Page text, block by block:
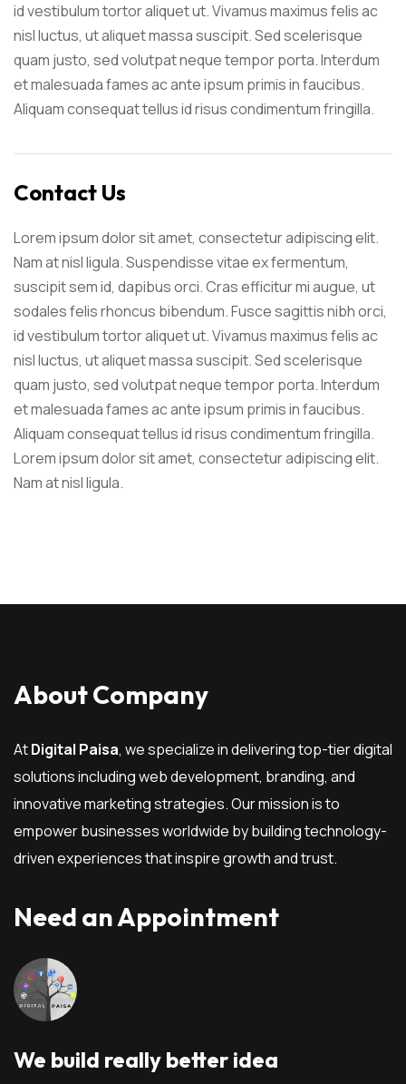
id vestibulum tortor aliquet ut. Vivamus maximus felis ac
nisl luctus, ut aliquet massa suscipit. Sed scelerisque
quam justo, sed volutpat neque tempor porta. Interdum
et malesuada fames ac ante ipsum primis in faucibus.
Aliquam consequat tellus id risus condimentum fringilla.
Contact Us
Lorem ipsum dolor sit amet, consectetur adipiscing elit.
Nam at nisl ligula. Suspendisse vitae ex fermentum,
suscipit sem id, dapibus orci. Cras efficitur mi augue, ut
sodales felis rhoncus bibendum. Fusce sagittis nibh orci,
id vestibulum tortor aliquet ut. Vivamus maximus felis ac
nisl luctus, ut aliquet massa suscipit. Sed scelerisque
quam justo, sed volutpat neque tempor porta. Interdum
et malesuada fames ac ante ipsum primis in faucibus.
Aliquam consequat tellus id risus condimentum fringilla.
Lorem ipsum dolor sit amet, consectetur adipiscing elit.
Nam at nisl ligula.
About Company
AtDigital Paisa, we specialize in delivering top-tier digital
solutions including web development, branding, and
innovative marketing strategies. Our mission is to
empower businesses worldwide by building technology-
driven experiences that inspire growth and trust.
Need an Appointment
We build really better idea